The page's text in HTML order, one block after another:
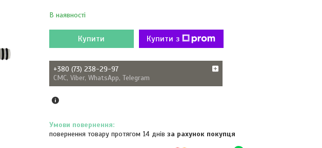
В наявності
Купити Купити з
+380 (73) 238-29-97
СМС, Viber, WhatsApp, Telegram
повернення товару протягом 14 днів за рахунок покупця